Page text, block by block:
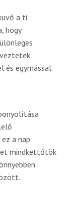
a ti
hogy
és egymással.
a nap
mindkettőtök